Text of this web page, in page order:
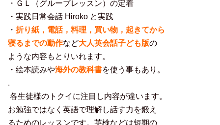
・ＧＬ（グループレッスン）の定着
・実践日常会話 Hiroko と実践
・ 折り紙，電話，料理，買い物，起きてから
寝るまでの動作など大人英会話子ども版の
ような内容もとりいれます。
・絵本読みや海外の教科書を使う事もあり。
.
各生徒様のトクイに注目し内容が違います。
お勉強ではなく英語で理解し話す力を鍛え
るためのレッスンです。英検などは短期の